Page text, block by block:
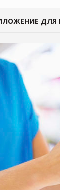
ДЛЯ